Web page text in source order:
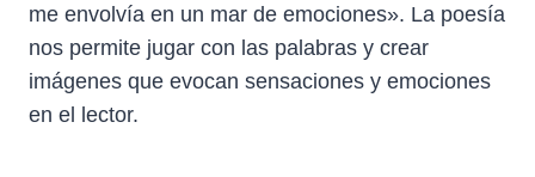
me envolvía en un mar de emociones». La poesía
nos permite jugar con las palabras y crear
imágenes que evocan sensaciones y emociones
en el lector.